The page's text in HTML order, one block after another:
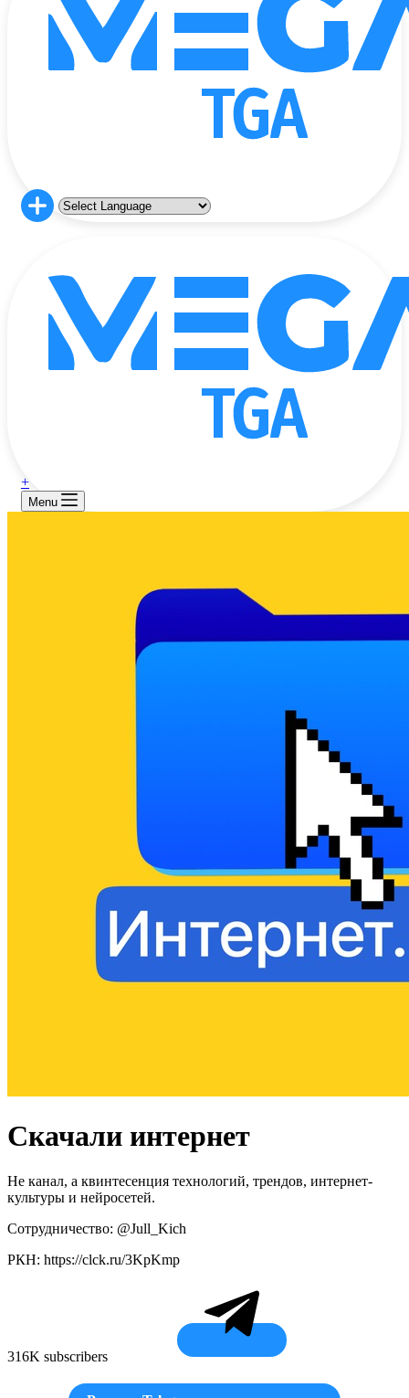
+
Menu
Скачали интернет
Не канал, а квинтесенция технологий, трендов, интернет-
культуры и нейросетей.
Сотрудничество: @Jull_Kich
РКН: https://clck.ru/3KpKmp
316K subscribers